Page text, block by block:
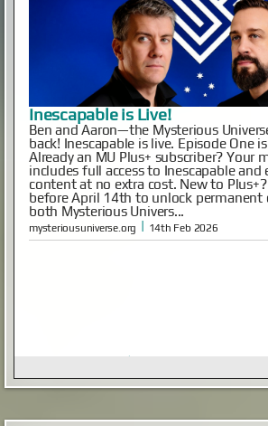
Гость с кладбища
Этот случай произошел в ночь на 2
года. Мы, будучи студентами,
отмечали Новый год на даче
дальнем Подмосковье. Отмечали
так как зимой на дачи никто не
мы были одни. Вдоволь
напускавшись салютов накануне, 1
вылезли из дома только к веч...
Как выглядел мужчина,
Так называемый «иерихонский